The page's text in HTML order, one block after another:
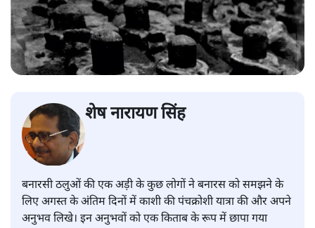
शेष नारायण सिंह
बनारसी ठलुओं की एक अड़ी के कुछ लोगों ने बनारस को समझने के
लिए अगस्त के अंतिम दिनों में काशी की पंचक्रोशी यात्रा की और अपने
अनुभव लिखे। इन अनुभवों को एक किताब के रूप में छापा गया